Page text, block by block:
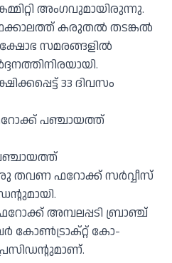
അംഗവുമായിരുന്നു.
കരുതൽ തടങ്കൽ
സമരങ്ങളിൽ
33 ദിവസം
പഞ്ചായത്ത്
തവണ ഫറോക്ക് സർവ്വീസ്
അമ്പലപ്പടി ബ്രാഞ്ച്
കോൺട്രാക്റ്റ് കോ-